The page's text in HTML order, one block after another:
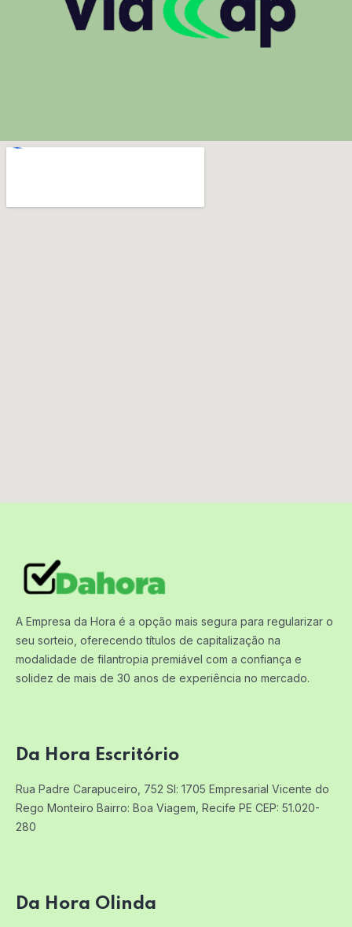
A Empresa da Hora é a opção mais segura para regularizar o
seu sorteio, oferecendo títulos de capitalização na
modalidade de filantropia premiável com a confiança e
solidez de mais de 30 anos de experiência no mercado.
Da Hora Escritório
Rua Padre Carapuceiro, 752 Sl: 1705 Empresarial Vicente do
Rego Monteiro Bairro: Boa Viagem, Recife PE CEP: 51.020-
280
Da Hora Olinda